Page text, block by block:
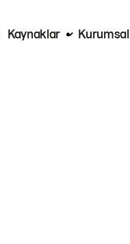
Kaynaklar Kurumsal